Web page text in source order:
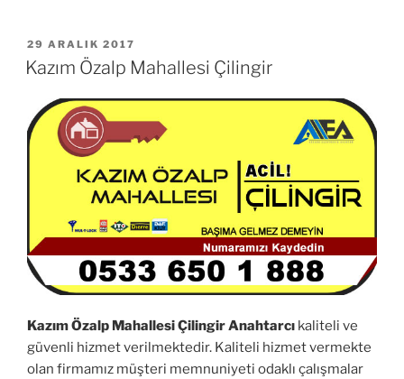
YAYIM
TARIHI
29 ARALIK 2017
Kazım Özalp Mahallesi Çilingir
Kazım Özalp Mahallesi Çilingir Anahtarcı kaliteli ve
güvenli hizmet verilmektedir. Kaliteli hizmet vermekte
olan firmamız müşteri memnuniyeti odaklı çalışmalar